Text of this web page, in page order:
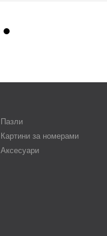
Пазли
Картини за номерами
Аксесуари